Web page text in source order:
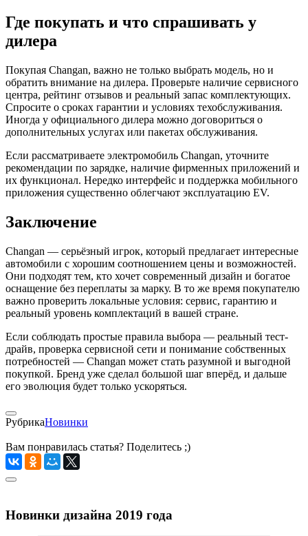
Где покупать и что спрашивать у
дилера
Покупая Changan, важно не только выбрать модель, но и
обратить внимание на дилера. Проверьте наличие сервисного
центра, рейтинг отзывов и реальный запас комплектующих.
Спросите о сроках гарантии и условиях техобслуживания.
Иногда у официального дилера можно договориться о
дополнительных услугах или пакетах обслуживания.
Если рассматриваете электромобиль Changan, уточните
рекомендации по зарядке, наличие фирменных приложений и
их функционал. Нередко интерфейс и поддержка мобильного
приложения существенно облегчают эксплуатацию EV.
Заключение
Changan — серьёзный игрок, который предлагает интересные
автомобили с хорошим соотношением цены и возможностей.
Они подходят тем, кто хочет современный дизайн и богатое
оснащение без переплаты за марку. В то же время покупателю
важно проверить локальные условия: сервис, гарантию и
реальный уровень комплектаций в вашей стране.
Если соблюдать простые правила выбора — реальный тест-
драйв, проверка сервисной сети и понимание собственных
потребностей — Changan может стать разумной и выгодной
покупкой. Бренд уже сделал большой шаг вперёд, и дальше
его эволюция будет только ускоряться.
РубрикаНовинки
Вам понравилась статья? Поделитесь ;)
Новинки дизайна 2019 года